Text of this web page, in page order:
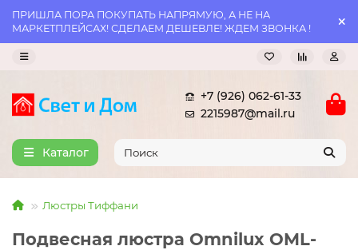
ПРИШЛА ПОРА ПОКУПАТЬ НАПРЯМУЮ, А НЕ НА
МАРКЕТПЛЕЙСАХ! СДЕЛАЕМ ДЕШЕВЛЕ! ЖДЕМ ЗВОНКА !
+7 (926) 062-61-33
2215987@mail.ru
Каталог
Люстры Тиффани
Подвесная люстра Omnilux OML-